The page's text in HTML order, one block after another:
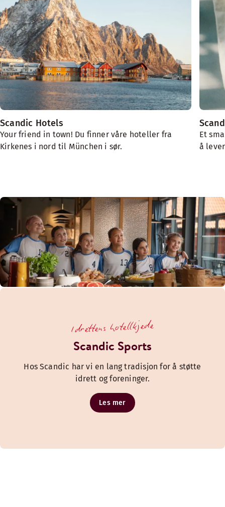
Scandic Hotels
Your friend in town! Du finner våre hoteller fra
Kirkenes i nord til München i sør.
Et
å
Idrettens hotellkjede
Scandic Sports
Hos Scandic har vi en lang tradisjon for å støtte
idrett og foreninger.
Les mer